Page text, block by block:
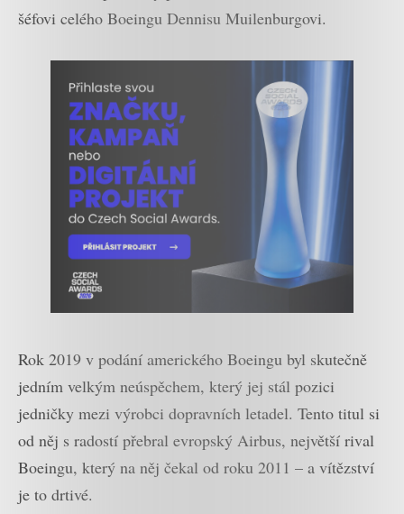
šéfovi celého Boeingu Dennisu Muilenburgovi.
Rok 2019 v podání amerického Boeingu byl skutečně
jedním velkým neúspěchem, který jej stál pozici
jedničky mezi výrobci dopravních letadel. Tento titul si
od něj s radostí přebral evropský Airbus, největší rival
Boeingu, který na něj čekal od roku 2011 – a vítězství
je to drtivé.